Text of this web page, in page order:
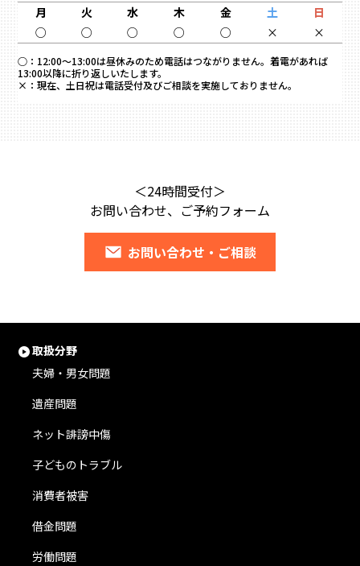
月 火 水 木 金 土
日
○
○ ○ ○ ○ × ×
○： 12:00～13:00は昼休みのため電話はつながりません。着電があれば
13:00以降に折り返しいたします。
×： 現在、土日祝は電話受付及びご相談を実施しておりません。
＜24時間受付＞
お問い合わせ、ご予約フォーム
お問い合わせ・ご相談
取扱分野
夫婦・男女問題
遺産問題
ネット誹謗中傷
子どものトラブル
消費者被害
借金問題
労働問題